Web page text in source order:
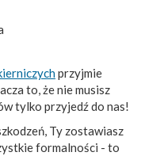
przyjmie
to, że nie musisz
tylko przyjedź do nas!
Ty zostawiasz
formalności - to